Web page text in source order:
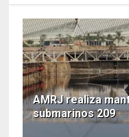
AMRJ realiza
submarinos 209